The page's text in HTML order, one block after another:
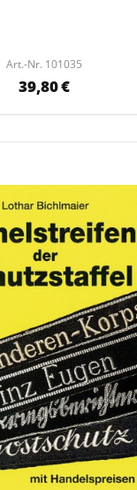
Art.-Nr. 101035
39,80 €